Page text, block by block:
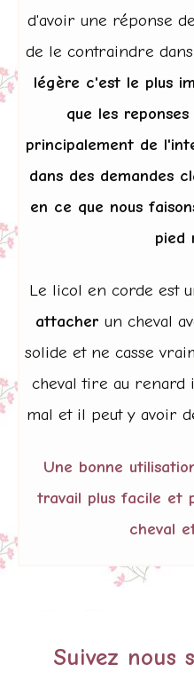
d'avoir une réponse
de le contraindre
légère c'est le plus
que les
principalement de
dans des demandes
en ce que nous
pied
Le licol en corde est
attacher un cheval
solide et ne casse
cheval tire au renard
mal et il peut y avoir
Une bonne
travail plus facile et
cheval
Suivez nous